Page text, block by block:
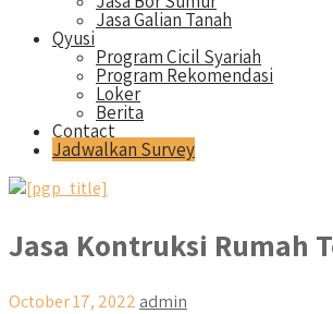
Jasa Galian Tanah
Qyusi
Program Cicil Syariah
Program Rekomendasi
Loker
Berita
Contact
Jadwalkan Survey
Jasa Kontruksi Rumah
October 17, 2022 admin